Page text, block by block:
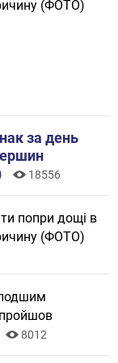
(ФОТО)
за день
18556
попри дощі в
(ФОТО)
8012